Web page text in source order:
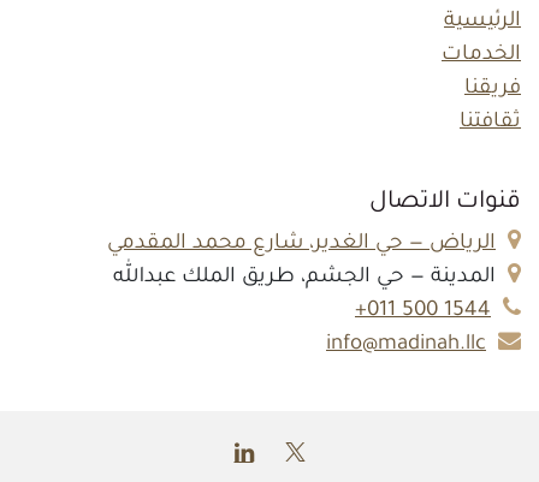
الرئيسية
الخدمات
فريقنا
ثقافتنا
قنوات الاتصال
الرياض — حي الغدير، شارع محمد المقدمي
المدينة — حي الجشم، طريق الملك عبدالله
1544 500 011+
info@madinah.llc